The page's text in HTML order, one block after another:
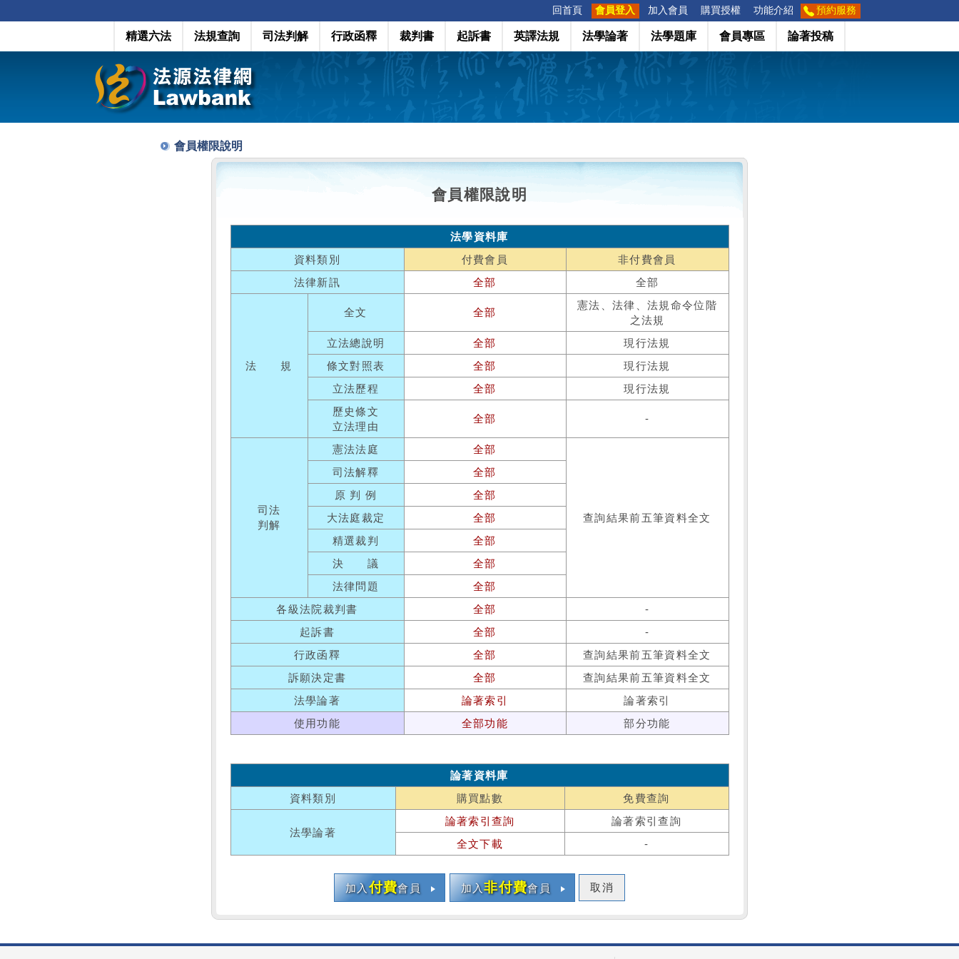
回首頁 會員登入 加入會員 購買授權 功能介紹 預約服務
精選六法 法規查詢 司法判解 行政函釋 裁判書 起訴書 英譯法規 法學論著 法學題庫 會員專區 論著投稿
會員權限說明
會員權限說明
法學資料庫
資料類別
付費會員
非付費會員
法律新訊
全部 全部
法 規
全文 全部
憲法、法律、法規命令位階
之法規
立法總說明
全部
現行法規
條文對照表
全部
現行法規
立法歷程
全部
現行法規
歷史條文
立法理由
全部 -
司法
判解
憲法法庭 全部
查詢結果前五筆資料全文
司法解釋
全部
原 判 例
全部
大法庭裁定
全部
精選裁判
全部
決 議
全部
法律問題
全部
各級法院裁判書
全部
-
起訴書
全部
-
行政函釋
全部
查詢結果前五筆資料全文
訴願決定書
全部
查詢結果前五筆資料全文
法學論著
論著索引
論著索引
使用功能
全部功能 部分功能
論著資料庫
資料類別
購買點數 免費查詢
法學論著
論著索引查詢
論著索引查詢
全文下載
-
加入付費會員 加入非付費會員 取消